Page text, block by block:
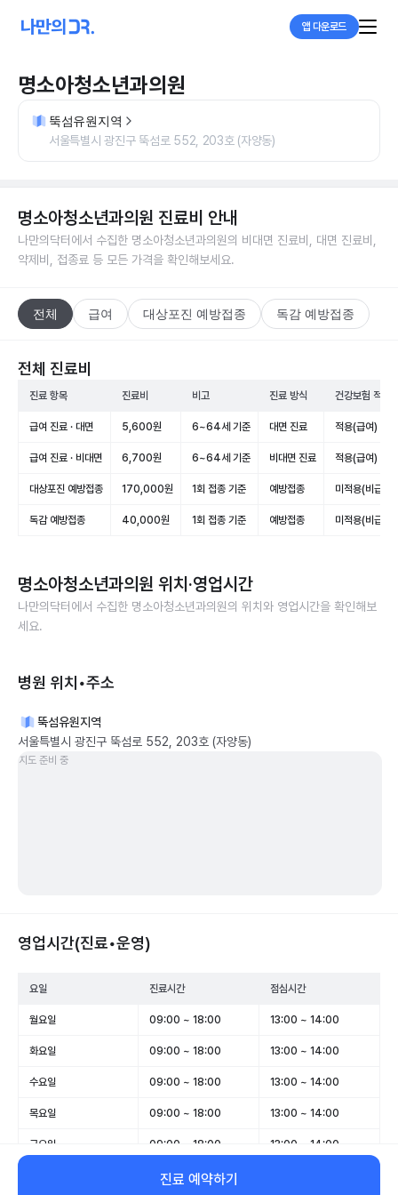
앱 다운로드
명소아청소년과의원
뚝섬유원지역
서울특별시 광진구 뚝섬로 552, 203호 (자양동)
명소아청소년과의원 진료비 안내
나만의닥터에서 수집한 명소아청소년과의원의 비대면 진료비, 대면 진료비,
약제비, 접종료 등 모든 가격을 확인해보세요.
전체 급여 대상포진 예방접종 독감 예방접종
전체 진료비
진료 항목 진료비 비고 진료 방식 건강보험 적용
급여 진료 · 대면 5,600원 6~64세 기준 대면 진료 적용(급여)
급여 진료 · 비대면 6,700원 6~64세 기준 비대면 진료 적용(급여)
대상포진 예방접종 170,000원 1회 접종 기준 예방접종 미적용(비급여)
독감 예방접종 40,000원 1회 접종 기준 예방접종 미적용(비급여)
명소아청소년과의원 위치·영업시간
나만의닥터에서 수집한 명소아청소년과의원의 위치와 영업시간을 확인해보
세요.
병원 위치•주소
뚝섬유원지역
서울특별시 광진구 뚝섬로 552, 203호 (자양동)
지도 준비 중
영업시간(진료•운영)
요일 진료시간 점심시간
월요일 09:00 ~ 18:00 13:00 ~ 14:00
화요일 09:00 ~ 18:00 13:00 ~ 14:00
수요일 09:00 ~ 18:00 13:00 ~ 14:00
목요일 09:00 ~ 18:00 13:00 ~ 14:00
금요일 09:00 ~ 18:00 13:00 ~ 14:00
09:00 ~ 13:00
진료 예약하기